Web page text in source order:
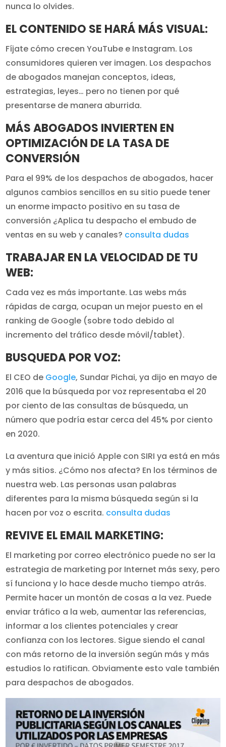
nunca lo olvides.
EL CONTENIDO SE HARÁ MÁS VISUAL:
Fíjate cómo crecen YouTube e Instagram. Los
consumidores quieren ver imagen. Los despachos
de abogados manejan conceptos, ideas,
estrategias, leyes… pero no tienen por qué
presentarse de manera aburrida.
MÁS ABOGADOS INVIERTEN EN
OPTIMIZACIÓN DE LA TASA DE
CONVERSIÓN
Para el 99% de los despachos de abogados, hacer
algunos cambios sencillos en su sitio puede tener
un enorme impacto positivo en su tasa de
conversión ¿Aplica tu despacho el embudo de
ventas en su web y canales? consulta dudas
TRABAJAR EN LA VELOCIDAD DE TU
WEB:
Cada vez es más importante. Las webs más
rápidas de carga, ocupan un mejor puesto en el
ranking de Google (sobre todo debido al
incremento del tráfico desde móvil/tablet).
BUSQUEDA POR VOZ:
El CEO de Google, Sundar Pichai, ya dijo en mayo de
2016 que la búsqueda por voz representaba el 20
por ciento de las consultas de búsqueda, un
número que podría estar cerca del 45% por ciento
en 2020.
La aventura que inició Apple con SIRI ya está en más
y más sitios. ¿Cómo nos afecta? En los términos de
nuestra web. Las personas usan palabras
diferentes para la misma búsqueda según si la
hacen por voz o escrita. consulta dudas
REVIVE EL EMAIL MARKETING:
El marketing por correo electrónico puede no ser la
estrategia de marketing por Internet más sexy, pero
sí funciona y lo hace desde mucho tiempo atrás.
Permite hacer un montón de cosas a la vez. Puede
enviar tráfico a la web, aumentar las referencias,
informar a los clientes potenciales y crear
confianza con los lectores. Sigue siendo el canal
con más retorno de la inversión según más y más
estudios lo ratifican. Obviamente esto vale también
para despachos de abogados.